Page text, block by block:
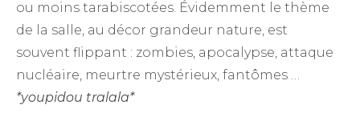
ou moins tarabiscotées. Évidemment le thème
de la salle, au décor grandeur nature, est
souvent flippant : zombies, apocalypse, attaque
nucléaire, meurtre mystérieux, fantômes …
*youpidou tralala*